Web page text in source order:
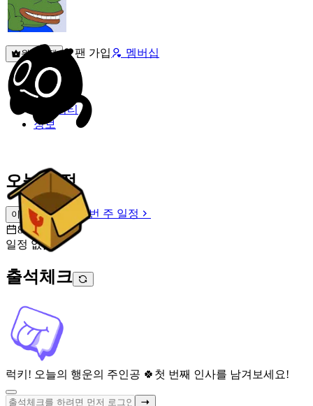
원픽선택 팬 가입 멤버십
밐타운
피드
커뮤니티
정보
오늘 일정
이번 주 일정
이번 주 일정
8월 7일 [금]
일정 없음
출석체크
럭키! 오늘의 행운의 주인공 🍀 첫 번째 인사를 남겨보세요!